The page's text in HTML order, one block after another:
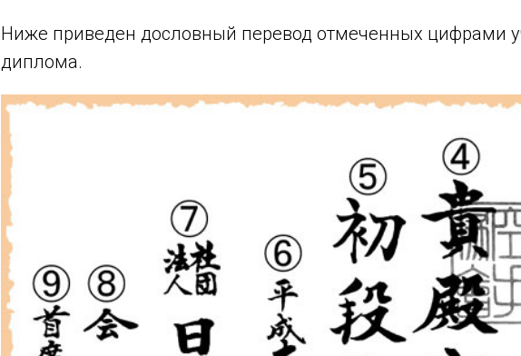
Ниже приведен дословный перевод отмеченных цифрами
диплома.